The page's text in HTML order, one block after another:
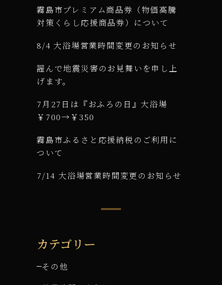
霧島市プレミアム商品券（物価高騰
対策くらし応援商品券）について
8/4 大浴場営業時間変更のお知らせ
謹んで地震災害のお見舞いを申し上
げます。
7月27日は『おふろの日』大浴場
￥700→￥350
霧島市ふるさと応援納税のご利用に
ついて
7/14 大浴場営業時間変更のお知らせ
カテゴリー
その他